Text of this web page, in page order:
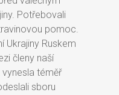
Potřebovali
pomoc.
Ukrajiny Ruskem
členy naší
vynesla téměř
sboru